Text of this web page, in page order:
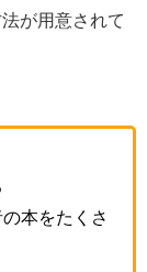
が用意されて
本をたくさ